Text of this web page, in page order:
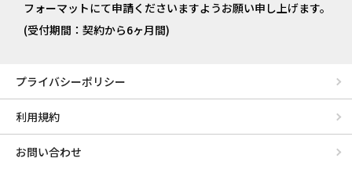
フォーマットにて申請くださいますようお願い申し上げます。
(受付期間：契約から6ヶ月間)
プライバシーポリシー
利用規約
お問い合わせ